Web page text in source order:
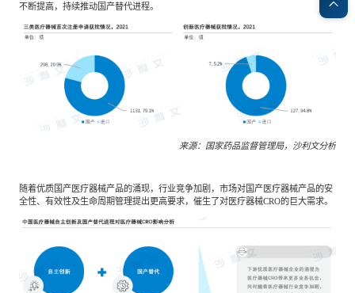
不断提高，持续推动国产替代进程。
来源：国家药品监督管理局，沙利文分析
随着优质国产医疗器械产品的涌现，行业竞争加剧，市场对国产医疗器械产品的安
全性、有效性及生命周期管理提出更高要求，催生了对医疗器械CRO的巨大需求。